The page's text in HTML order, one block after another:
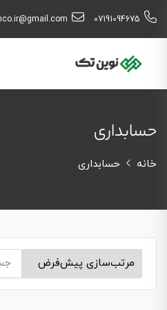
07191094675
حسابداری
خانه حسابداری